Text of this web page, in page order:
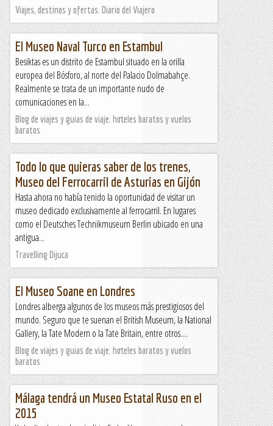
Viajes, destinos y ofertas. Diario del Viajero
El Museo Naval Turco en Estambul
Besiktas es un distrito de Estambul situado en la orilla
europea del Bósforo, al norte del Palacio Dolmabahçe.
Realmente se trata de un importante nudo de
comunicaciones en la...
Blog de viajes y guias de viaje. hoteles baratos y vuelos
baratos
Todo lo que quieras saber de los trenes,
Museo del Ferrocarril de Asturias en Gijón
Hasta ahora no había tenido la oportunidad de visitar un
museo dedicado exclusivamente al ferrocarril. En lugares
como el Deutsches Technikmuseum Berlin ubicado en una
antigua...
Travelling Dijuca
El Museo Soane en Londres
Londres alberga algunos de los museos más prestigiosos del
mundo. Seguro que te suenan el British Museum, la National
Gallery, la Tate Modern o la Tate Britain, entre otros....
Blog de viajes y guias de viaje. hoteles baratos y vuelos
baratos
Málaga tendrá un Museo Estatal Ruso en el
2015